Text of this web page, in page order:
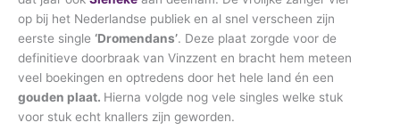
op bij het Nederlandse publiek en al snel verscheen zijn
eerste single ‘Dromendans’. Deze plaat zorgde voor de
definitieve doorbraak van Vinzzent en bracht hem meteen
veel boekingen en optredens door het hele land én een
gouden plaat. Hierna volgde nog vele singles welke stuk
voor stuk echt knallers zijn geworden.